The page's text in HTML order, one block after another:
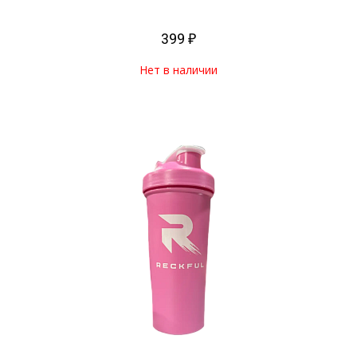
399 ₽
Нет в наличии